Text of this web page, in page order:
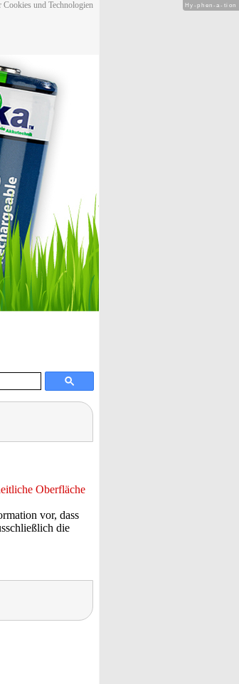
und Technologien
Oberfläche
vor, dass
die
Hy-phen-a-tion